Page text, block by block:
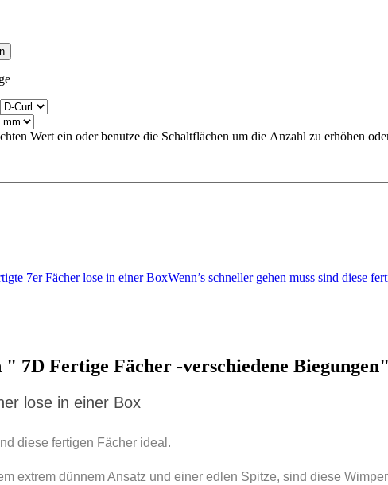
Wert ein oder benutze die Schaltflächen um die Anzahl zu erhöhen
7er Fächer lose in einer BoxWenn’s schneller gehen muss sind diese
7D Fertige Fächer -verschiedene Biegungen"
lose in einer Box
diese fertigen Fächer ideal.
extrem dünnem Ansatz und einer edlen Spitze, sind diese